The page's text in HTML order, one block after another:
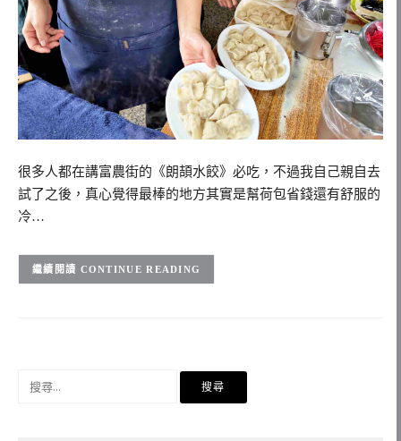
很多人都在講富農街的《朗頡水餃》必吃，不過我自己親自去
試了之後，真心覺得最棒的地方其實是幫荷包省錢還有舒服的
冷…
CONTINUE READING